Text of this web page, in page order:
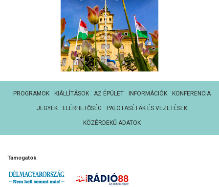
PROGRAMOK KIÁLLÍTÁSOK AZ ÉPÜLET INFORMÁCIÓK KONFERENCIA
JEGYEK ELÉRHETŐSÉG PALOTASÉTÁK ÉS VEZETÉSEK
KÖZÉRDEKŰ ADATOK
Támogatók